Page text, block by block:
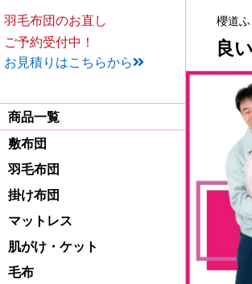
良
櫻道
羽毛布団のお直し
ご予約受付中！
お見積りはこちらから
商品一覧
敷布団
羽毛布団
掛け布団
マットレス
肌がけ・ケット
毛布